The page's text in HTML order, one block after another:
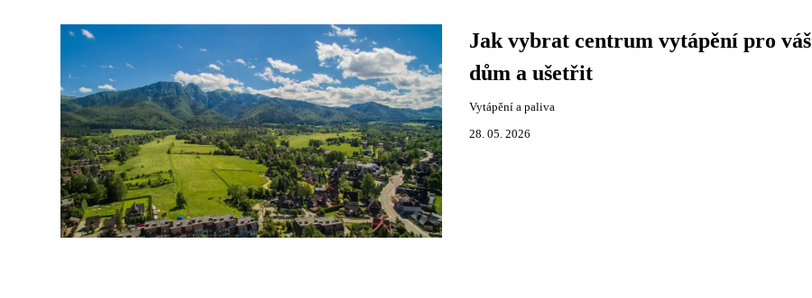
Jak vybrat centrum vytápění pro váš
dům a ušetřit
Vytápění a paliva
28. 05. 2026